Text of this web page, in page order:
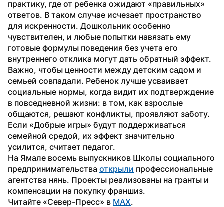
практику, где от ребенка ожидают «правильных»
ответов. В таком случае исчезает пространство
для искренности. Дошкольник особенно
чувствителен, и любые попытки навязать ему
готовые формулы поведения без учета его
внутреннего отклика могут дать обратный эффект.
Важно, чтобы ценности между детским садом и
семьей совпадали. Ребенок лучше усваивает
социальные нормы, когда видит их подтверждение
в повседневной жизни: в том, как взрослые
общаются, решают конфликты, проявляют заботу.
Если «Добрые игры» будут поддерживаться
семейной средой, их эффект значительно
усилится, считает педагог.
На Ямале восемь выпускников Школы социального
предпринимательства открыли профессиональные
агентства нянь. Проекты реализованы на гранты и
компенсации на покупку франшиз.
Читайте «Север-Пресс» в MAX.